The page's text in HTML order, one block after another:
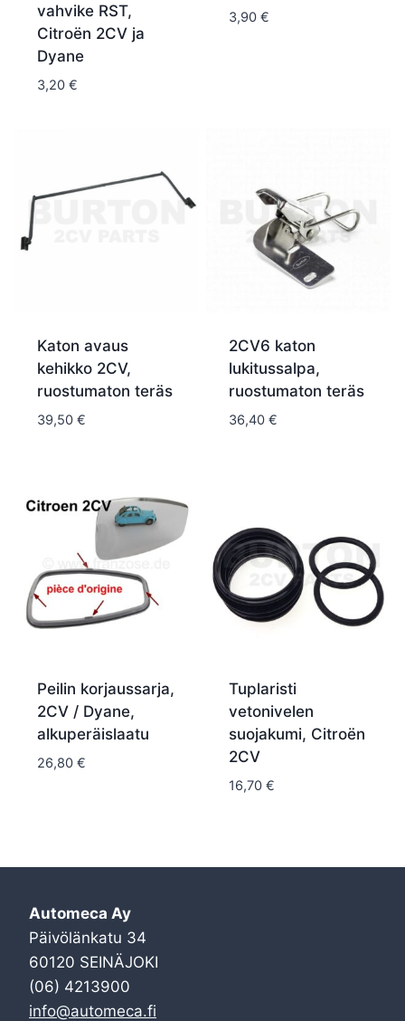
vahvike RST,
Citroën 2CV ja
Dyane
3,20 €
3,90 €
Katon avaus
kehikko 2CV,
ruostumaton teräs
39,50 €
2CV6 katon
lukitussalpa,
ruostumaton teräs
36,40 €
Peilin korjaussarja,
2CV / Dyane,
alkuperäislaatu
26,80 €
Tuplaristi
vetonivelen
suojakumi, Citroën
2CV
16,70 €
Automeca Ay
Päivölänkatu 34
60120 SEINÄJOKI
(06) 4213900
info@automeca.fi